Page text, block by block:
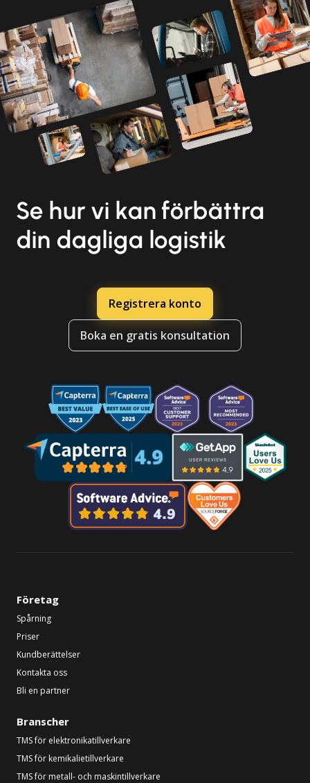
Se hur vi kan förbättra
din dagliga logistik
Registrera konto
Boka en gratis konsultation
Företag
Spårning
Priser
Kundberättelser
Kontakta oss
Bli en partner
Branscher
TMS för elektronikatillverkare
TMS för kemikalietillverkare
TMS för metall- och maskintillverkare